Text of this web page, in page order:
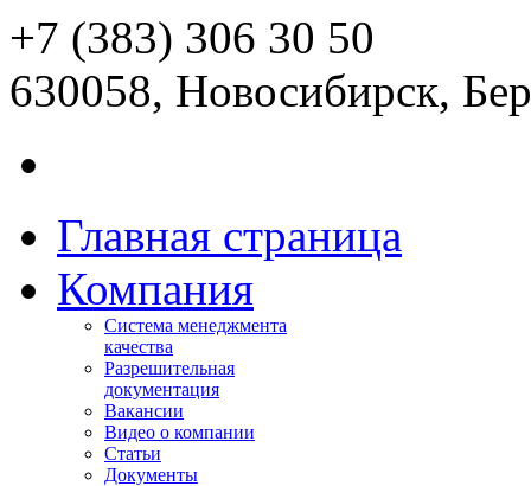
+7 (383) 306 30 50
630058, Новосибирск,
Главная страница
Компания
Система менеджмента
качества
Разрешительная
документация
Вакансии
Видео о компании
Статьи
Документы